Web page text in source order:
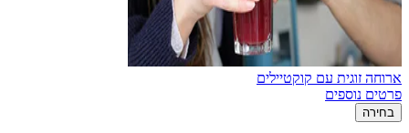
ארוחה זוגית עם קוקטיילים
פרטים נוספים
בחירה